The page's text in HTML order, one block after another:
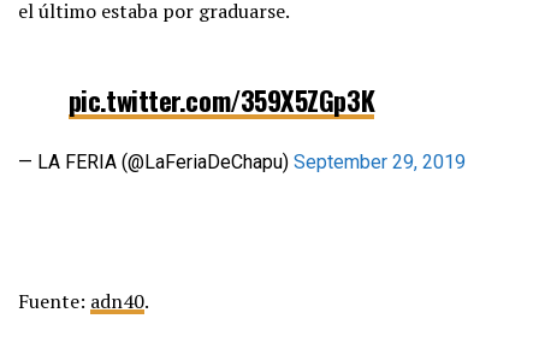
el último estaba por graduarse.
pic.twitter.com/359X5ZGp3K
— LA FERIA (@LaFeriaDeChapu) September 29, 2019
Fuente: adn40.